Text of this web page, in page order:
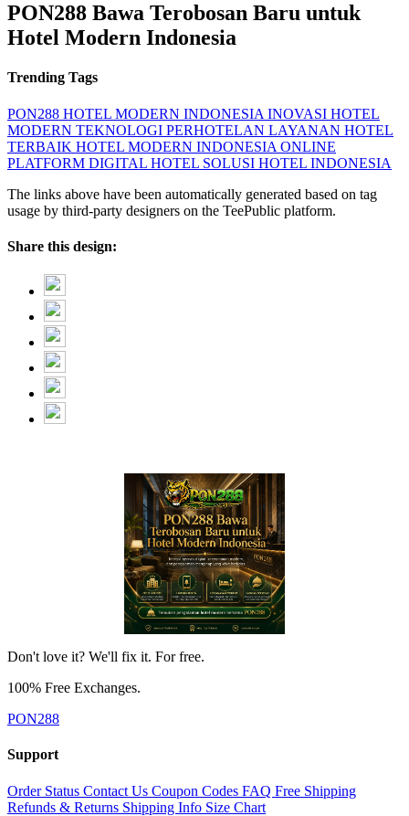
PON288 Bawa Terobosan Baru untuk
Hotel Modern Indonesia
Trending Tags
PON288 HOTEL MODERN INDONESIA INOVASI HOTEL
MODERN TEKNOLOGI PERHOTELAN LAYANAN HOTEL
TERBAIK HOTEL MODERN INDONESIA ONLINE
PLATFORM DIGITAL HOTEL SOLUSI HOTEL INDONESIA
The links above have been automatically generated based on tag
usage by third-party designers on the TeePublic platform.
Share this design:
Don't love it? We'll fix it. For free.
100% Free Exchanges.
PON288
Support
Order Status Contact Us Coupon Codes FAQ Free Shipping
Refunds & Returns Shipping Info Size Chart